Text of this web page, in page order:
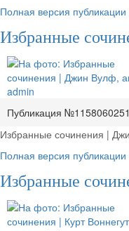
Полная версия публикации
Избранные
Публикация №1158060251
Избранные сочинения |
Полная версия публикации
Избранные